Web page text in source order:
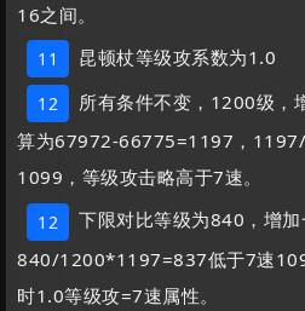
16之间。
11 昆顿杖等级攻系数为1.0
12
所有条件不变，1200级，
算为67972-66775=1197，
1099，等级攻击略高于7速。
12
下限对比等级为840，增
840/1200*1197=837低于7速
时1.0等级攻=7速属性。